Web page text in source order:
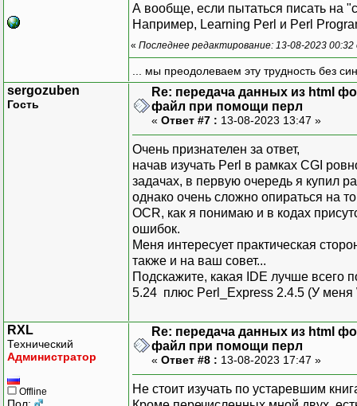
А вообще, если пытаться писать на
Например, Learning Perl и Perl
« Последнее редактирование: 13-08-2023
... мы преодолеваем эту трудность без
sergozuben
Гость
Re: передача данных из html
файл при помощи перл
« Ответ #7 : 13-08-2023 13:47 »
Очень признателен за ответ,
начав изучать Perl в рамках CGI
задачах, в первую очередь я купил
однако очень сложно опираться на
OCR, как я понимаю и в кодах
ошибок.
Меня интересует практическая
также и на ваш совет...
Подскажите, какая IDE лучше всего
5.24 плюс Perl_Express 2.4.5 (У меня
RXL
Технический
Администратор
Offline
Пол:
Re: передача данных из html
файл при помощи перл
« Ответ #8 : 13-08-2023 17:47 »
Не стоит изучать по устаревшим